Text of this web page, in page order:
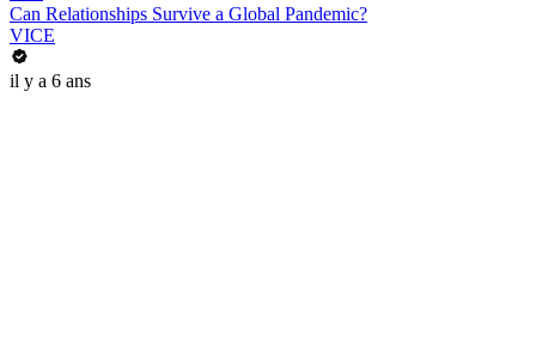
Can Relationships Survive a Global Pandemic?
VICE
il y a 6 ans